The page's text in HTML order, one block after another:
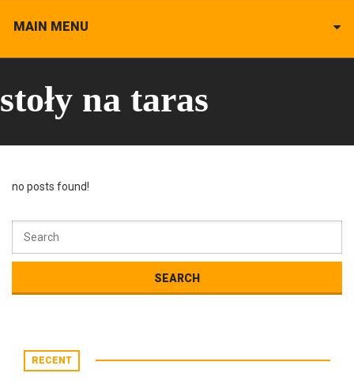
MAIN MENU
stoły na taras
no posts found!
RECENT